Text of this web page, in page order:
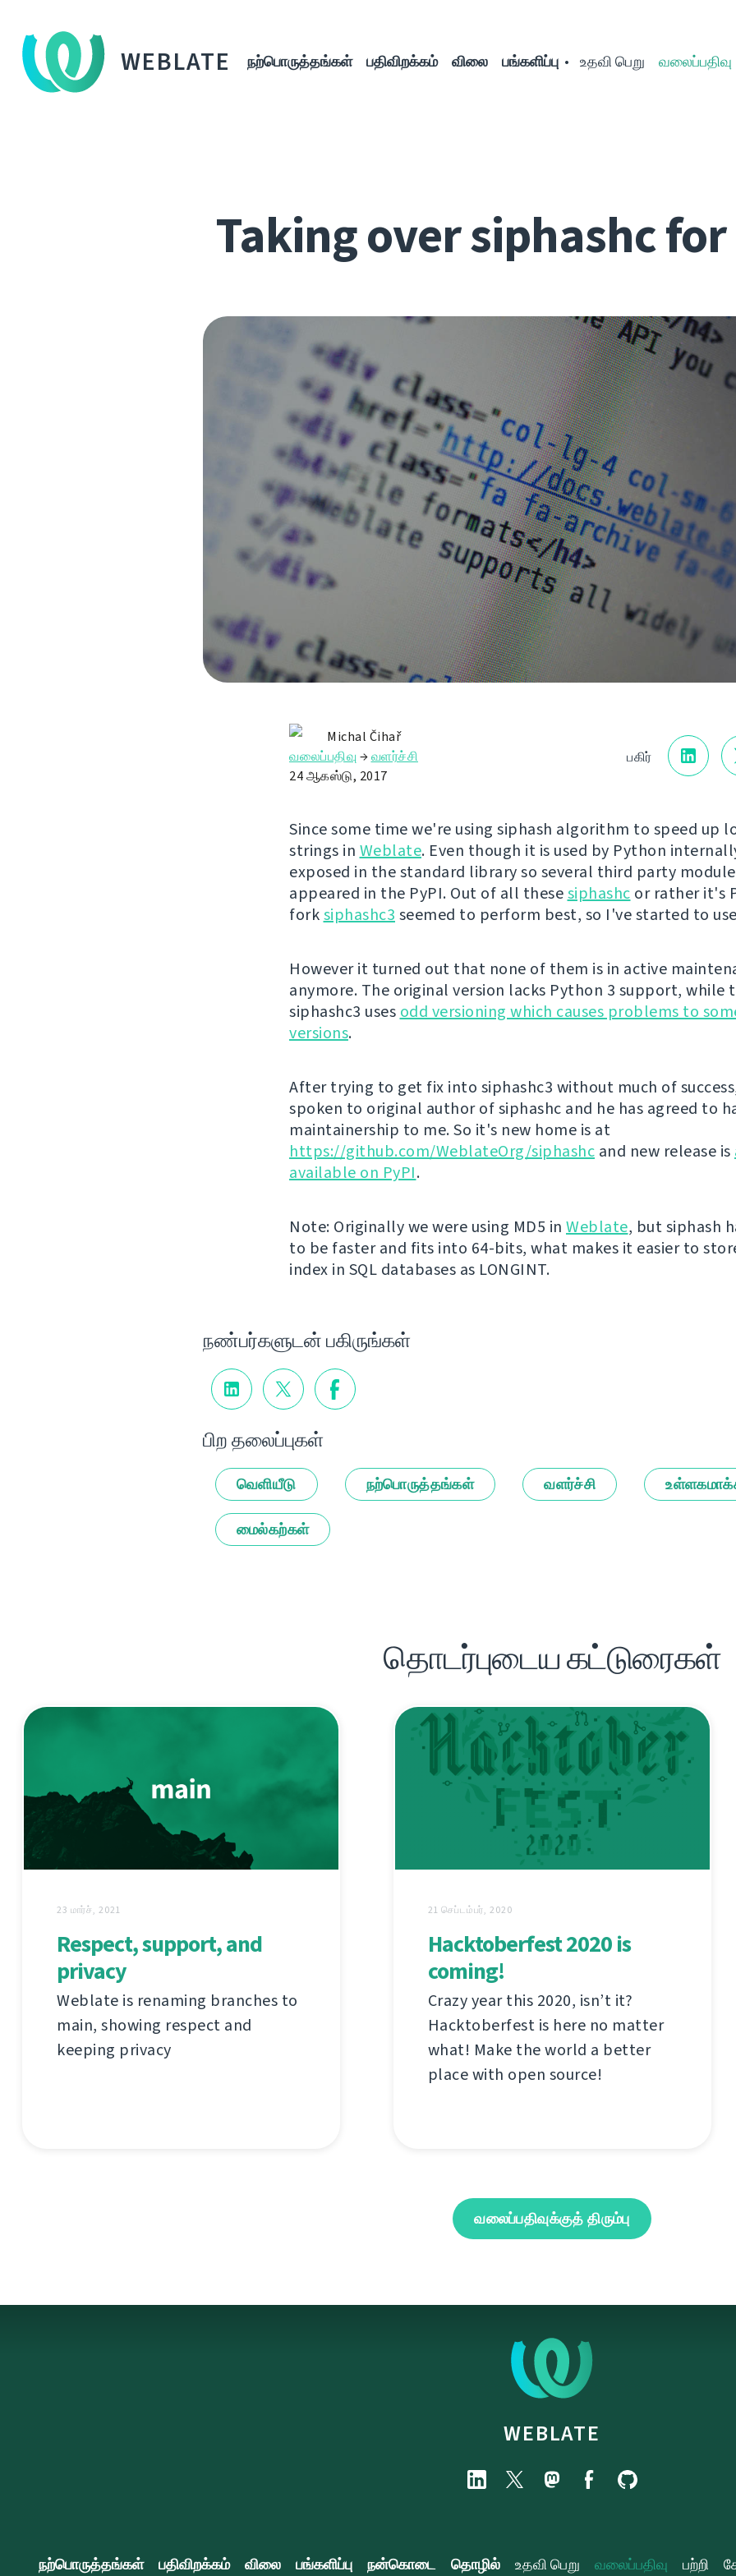
WEBLATE நற்பொருத்தங்கள் பதிவிறக்கம் விலை பங்களிப்பு உதவி பெறு வலைப்பதிவு
Taking over siphashc
பகிர்
Michal Čihař
வலைப்பதிவு →வளர்ச்சி
24 ஆகஸ்டு, 2017
Since some time we're using siphash algorithm to speed up
strings in Weblate. Even though it is used by Python
exposed in the standard library so several third party
appeared in the PyPI. Out of all thesesiphashc or rather it's
forksiphashc3 seemed to perform best, so I've started to
However it turned out that none of them is in active
anymore. The original version lacks Python 3 support, while
siphashc3 uses odd versioning which causes problems to
versions.
After trying to get fix into siphashc3 without much of
spoken to original author of siphashc and he has agreed to
maintainership to me. So it's new home is at
https://github.com/WeblateOrg/siphashc and new release is
available on PyPI.
Note: Originally we were using MD5 in Weblate, but siphash
to be faster and fits into 64-bits, what makes it easier to
index in SQL databases as LONGINT.
நண்பர்களுடன் பகிருங்கள்
பிற தலைப்புகள்
வெளியீடு நற்பொருத்தங்கள் வளர்ச்சி
மைல்கற்கள்
தொடர்புடைய கட்டுரைகள்
23 மார்ச், 2021
Respect, support, and
privacy
Weblate is renaming branches to
main, showing respect and
keeping privacy
21 செப்டம்பர், 2020
Hacktoberfest 2020 is
coming!
Crazy year this 2020, isn’t it?
Hacktoberfest is here no matter
what! Make the world a better
place with open source!
வலைப்பதிவுக்குத் திரும்பு
WEBLATE
நற்பொருத்தங்கள் பதிவிறக்கம் விலை பங்களிப்பு நன்கொடை தொழில் உதவி பெறு வலைப்பதிவு பற்றி